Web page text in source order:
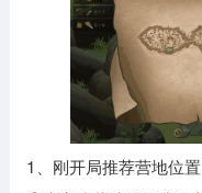
1、刚开局推荐营地位置